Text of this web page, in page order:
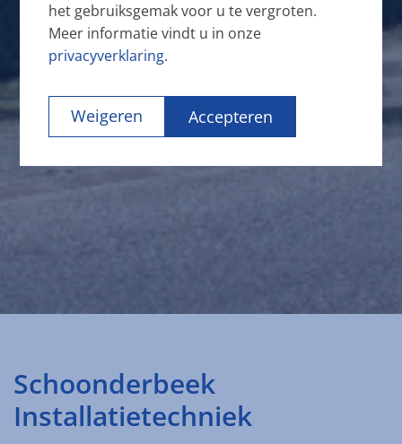
Schoonderbeek
Installatietechniek
het gebruiksgemak voor u te vergroten.
Meer informatie vindt u in onze
privacyverklaring.
Weigeren Accepteren